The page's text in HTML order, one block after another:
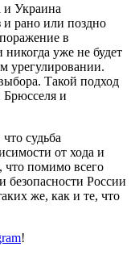
и Украина
и рано или поздно
в
уже не будет
урегулировании.
Такой подход
Брюсселя и
судьба
от хода и
что помимо всего
безопасности России
же, как и те, что
!